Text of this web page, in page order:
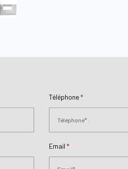
Téléphone*
Email *